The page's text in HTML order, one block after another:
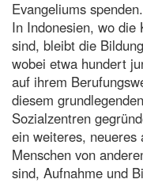
Evangeliums spenden.
In Indonesien, wo die
sind, bleibt die
wobei etwa hundert
auf ihrem
diesem
Sozialzentren
ein weiteres,
Menschen von
sind, Aufnahme und